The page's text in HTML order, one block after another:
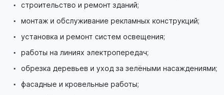
строительство и ремонт зданий;
монтаж и обслуживание рекламных конструкций;
установка и ремонт систем освещения;
работы на линиях электропередач;
обрезка деревьев и уход за зелёными насаждениями;
фасадные и кровельные работы;